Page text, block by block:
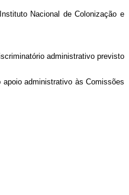
Nacional de Colonização e
administrativo previsto
administrativo às Comissões